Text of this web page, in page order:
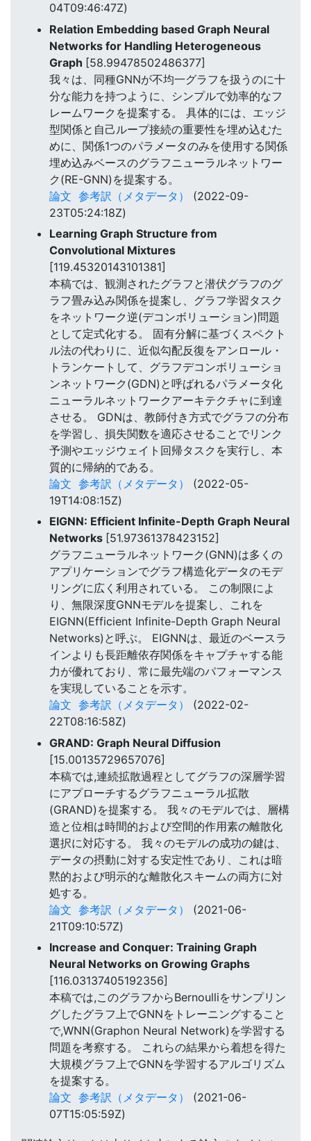
04T09:46:47Z)
Relation Embedding based Graph Neural
Networks for Handling Heterogeneous
Graph [58.99478502486377]
我々は、同種GNNが不均一グラフを扱うのに十
分な能力を持つように、シンプルで効率的なフ
レームワークを提案する。 具体的には、エッジ
型関係と自己ループ接続の重要性を埋め込むた
めに、関係1つのパラメータのみを使用する関係
埋め込みベースのグラフニューラルネットワー
ク(RE-GNN)を提案する。
論文 参考訳（メタデータ）
(2022-09-
23T05:24:18Z)
Learning Graph Structure from
Convolutional Mixtures
[119.45320143101381]
本稿では、観測されたグラフと潜伏グラフのグ
ラフ畳み込み関係を提案し、グラフ学習タスク
をネットワーク逆(デコンボリューション)問題
として定式化する。 固有分解に基づくスペクト
ル法の代わりに、近似勾配反復をアンロール・
トランケートして、グラフデコンボリューショ
ンネットワーク(GDN)と呼ばれるパラメータ化
ニューラルネットワークアーキテクチャに到達
させる。 GDNは、教師付き方式でグラフの分布
を学習し、損失関数を適応させることでリンク
予測やエッジウェイト回帰タスクを実行し、本
質的に帰納的である。
論文 参考訳（メタデータ）
(2022-05-
19T14:08:15Z)
EIGNN: Efficient Infinite-Depth Graph Neural
Networks [51.97361378423152]
グラフニューラルネットワーク(GNN)は多くの
アプリケーションでグラフ構造化データのモデ
リングに広く利用されている。 この制限によ
り、無限深度GNNモデルを提案し、これを
EIGNN(Efficient Infinite-Depth Graph Neural
Networks)と呼ぶ。 EIGNNは、最近のベースラ
インよりも長距離依存関係をキャプチャする能
力が優れており、常に最先端のパフォーマンス
を実現していることを示す。
論文 参考訳（メタデータ）
(2022-02-
22T08:16:58Z)
GRAND: Graph Neural Diffusion
[15.00135729657076]
本稿では,連続拡散過程としてグラフの深層学習
にアプローチするグラフニューラル拡散
(GRAND)を提案する。 我々のモデルでは、層構
造と位相は時間的および空間的作用素の離散化
選択に対応する。 我々のモデルの成功の鍵は、
データの摂動に対する安定性であり、これは暗
黙的および明示的な離散化スキームの両方に対
処する。
論文 参考訳（メタデータ）
(2021-06-
21T09:10:57Z)
Increase and Conquer: Training Graph
Neural Networks on Growing Graphs
[116.03137405192356]
本稿では,このグラフからBernoulliをサンプリン
グしたグラフ上でGNNをトレーニングすること
で,WNN(Graphon Neural Network)を学習する
問題を考察する。 これらの結果から着想を得た
大規模グラフ上でGNNを学習するアルゴリズム
を提案する。
論文 参考訳（メタデータ）
(2021-06-
07T15:05:59Z)